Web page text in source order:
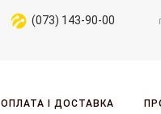
(073) 143-90-00
ОПЛАТА І ДОСТАВКА